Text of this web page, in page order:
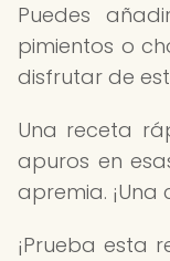
Puedes
pimientos o
disfrutar de
Una receta
apuros en
apremia. ¡Una
¡Prueba esta